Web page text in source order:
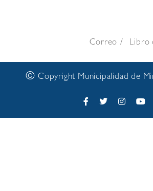
Correo Libro
© Copyright Municipalidad de